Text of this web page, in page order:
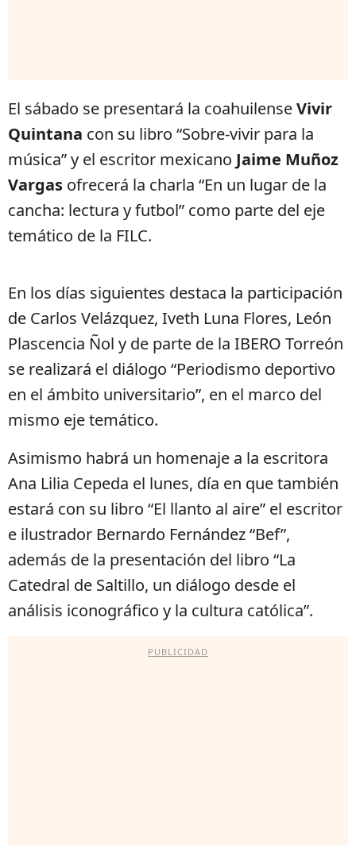
El sábado se presentará la coahuilenseVivir
Quintana con su libro “Sobre-vivir para la
música” y el escritor mexicano Jaime Muñoz
Vargas ofrecerá la charla “En un lugar de la
cancha: lectura y futbol” como parte del eje
temático de la FILC.
En los días siguientes destaca la participación
de Carlos Velázquez, Iveth Luna Flores, León
Plascencia Ñol y de parte de la IBERO Torreón
se realizará el diálogo “Periodismo deportivo
en el ámbito universitario”, en el marco del
mismo eje temático.
Asimismo habrá un homenaje a la escritora
Ana Lilia Cepeda el lunes, día en que también
estará con su libro “El llanto al aire” el escritor
e ilustrador Bernardo Fernández “Bef”,
además de la presentación del libro “La
Catedral de Saltillo, un diálogo desde el
análisis iconográfico y la cultura católica”.
PUBLICIDAD